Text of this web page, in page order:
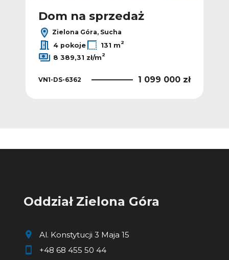
Dom na sprzedaż
Zielona Góra, Sucha
4 pokoje
131 m2
8 389,31 zł/m2
VN1-DS-6362 1 099 000 zł
Oddział Zielona Góra
Al. Konstytucji 3 Maja 15
+48 68 455 50 44